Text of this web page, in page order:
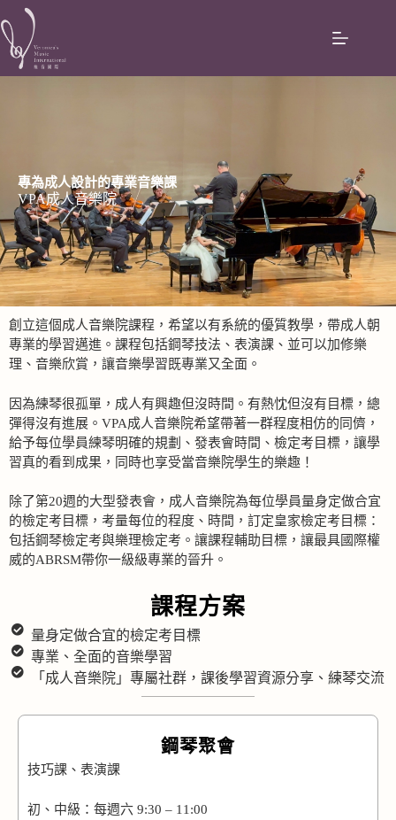
專為成人設計的專業音樂課
VPA成人音樂院
創立這個成人音樂院課程，希望以有系統的優質教學，帶成人朝
專業的學習邁進。課程包括鋼琴技法、表演課、並可以加修樂
理、音樂欣賞，讓音樂學習既專業又全面。
因為練琴很孤單，成人有興趣但沒時間。有熱忱但沒有目標，總
彈得沒有進展。VPA成人音樂院希望帶著一群程度相仿的同儕，
給予每位學員練琴明確的規劃、發表會時間、檢定考目標，讓學
習真的看到成果，同時也享受當音樂院學生的樂趣！
除了第20週的大型發表會，成人音樂院為每位學員量身定做合宜
的檢定考目標，考量每位的程度、時間，訂定皇家檢定考目標：
包括鋼琴檢定考與樂理檢定考。讓課程輔助目標，讓最具國際權
威的ABRSM帶你一級級專業的晉升。
課程方案
量身定做合宜的檢定考目標
專業、全面的音樂學習
「成人音樂院」專屬社群，課後學習資源分享、練琴交流
鋼琴聚會
技巧課、表演課
初、中級：每週六 9:30 – 11:00